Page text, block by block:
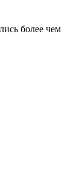
более чем